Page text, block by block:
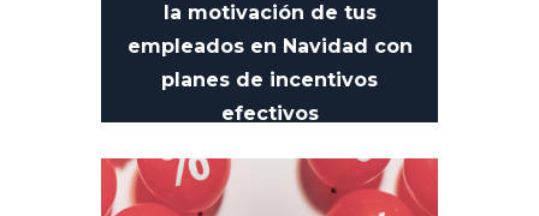
la motivación de tus
empleados en Navidad con
planes de incentivos
efectivos
10 DE DICIEMBRE DE 2025